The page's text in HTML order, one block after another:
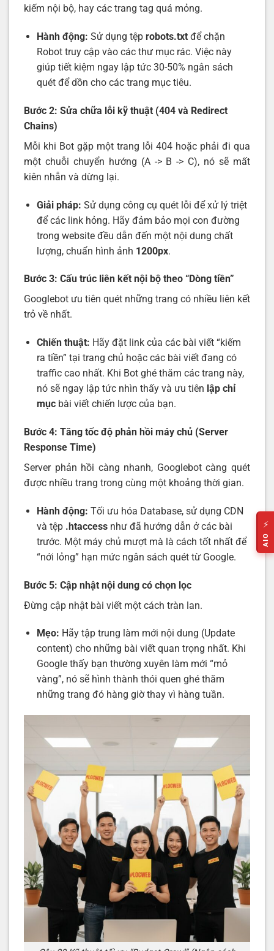
kiếm nội bộ, hay các trang tag quá mỏng.
Hành động: Sử dụng tệp robots.txtđể chặn
Robot truy cập vào các thư mục rác. Việc này
giúp tiết kiệm ngay lập tức 30-50% ngân sách
quét để dồn cho các trang mục tiêu.
Bước 2: Sửa chữa lỗi kỹ thuật (404 và Redirect
Chains)
Mỗi khi Bot gặp một trang lỗi 404 hoặc phải đi qua
một chuỗi chuyển hướng (A -> B -> C), nó sẽ mất
kiên nhẫn và dừng lại.
Giải pháp: Sử dụng công cụ quét lỗi để xử lý triệt
để các link hỏng. Hãy đảm bảo mọi con đường
trong website đều dẫn đến một nội dung chất
lượng, chuẩn hình ảnh 1200px.
Bước 3: Cấu trúc liên kết nội bộ theo “Dòng tiền”
Googlebot ưu tiên quét những trang có nhiều liên kết
trỏ về nhất.
Chiến thuật: Hãy đặt link của các bài viết “kiếm
ra tiền” tại trang chủ hoặc các bài viết đang có
traffic cao nhất. Khi Bot ghé thăm các trang này,
nó sẽ ngay lập tức nhìn thấy và ưu tiên lập chỉ
mụcbài viết chiến lược của bạn.
Bước 4: Tăng tốc độ phản hồi máy chủ (Server
Response Time)
Server phản hồi càng nhanh, Googlebot càng quét
được nhiều trang trong cùng một khoảng thời gian.
Hành động: Tối ưu hóa Database, sử dụng CDN
và tệp .htaccessnhư đã hướng dẫn ở các bài
trước. Một máy chủ mượt mà là cách tốt nhất để
“nới lỏng” hạn mức ngân sách quét từ Google.
Bước 5: Cập nhật nội dung có chọn lọc
Đừng cập nhật bài viết một cách tràn lan.
Mẹo: Hãy tập trung làm mới nội dung (Update
content) cho những bài viết quan trọng nhất. Khi
Google thấy bạn thường xuyên làm mới “mỏ
vàng”, nó sẽ hình thành thói quen ghé thăm
những trang đó hàng giờ thay vì hàng tuần.
⚡
AIO